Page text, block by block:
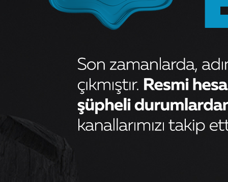
Fiat Uno 60 Motor Takozu
Orijinal